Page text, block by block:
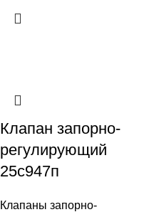
Клапан запорно-
регулирующий
25с947п
Клапаны запорно-